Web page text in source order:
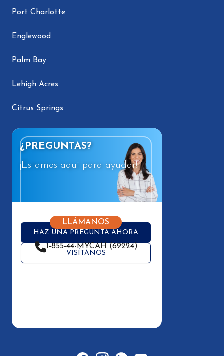
Port Charlotte
Englewood
Palm Bay
Lehigh Acres
Citrus Springs
¿PREGUNTAS?
¡Estamos aquí para ayudar!
HAZ UNA PREGUNTA AHORA
VISÍTANOS
LLÁMANOS
1-855-44-MYCAH (69224)